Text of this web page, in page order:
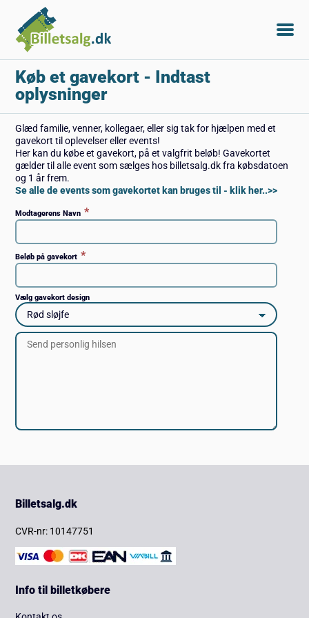
Køb et gavekort - Indtast
oplysninger
Glæd familie, venner, kollegaer, eller sig tak for hjælpen med et
gavekort til oplevelser eller events!
Her kan du købe et gavekort, på et valgfrit beløb! Gavekortet
gælder til alle event som sælges hos billetsalg.dk fra købsdatoen
og 1 år frem.
Se alle de events som gavekortet kan bruges til - klik her..>>
Modtagerens Navn *
Beløb på gavekort *
Vælg gavekort design
Billetsalg.dk
CVR-nr: 10147751
Info til billetkøbere